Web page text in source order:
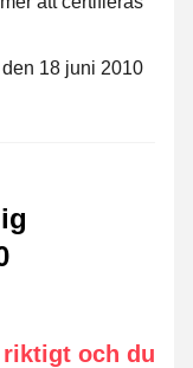
18 juni 2010
riktigt och du